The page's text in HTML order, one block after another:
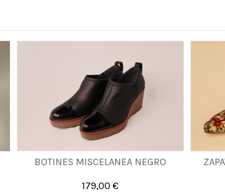
BOTINES MISCELANEA NEGRO
179,00 €
35 37 39 40 41
Añadir al carrito